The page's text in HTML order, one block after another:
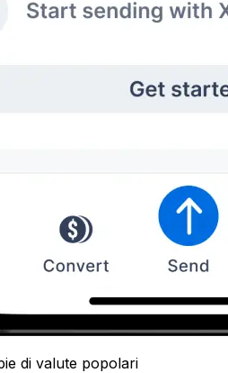
di valute popolari